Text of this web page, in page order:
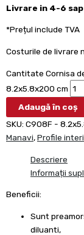
Livrare in 4-6
*Prețul include TVA
Costurile de livrare
Cantitate Cornisa
8.2x5.8x200 cm
Adaugă în coș
SKU: C908F -
Manavi,Profile
Descriere
Informații
Beneficii:
Sunt
diluanti,